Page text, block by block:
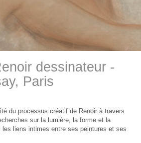
dessinateur -
Paris
du processus créatif de Renoir à travers
sur la lumière, la forme et la
liens intimes entre ses peintures et ses